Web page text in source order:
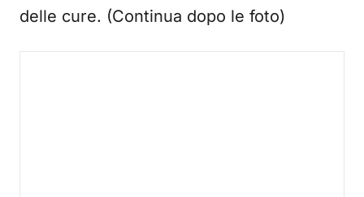
delle cure. (Continua dopo le foto)